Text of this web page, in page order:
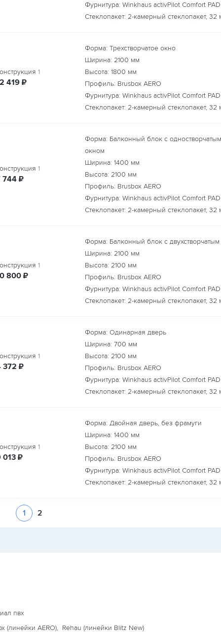
Фурнитура: Winkhaus activPilot Comfort PAD
Стеклопакет: 2-камерный стеклопакет, 32
1
419 руб.
₽
Форма: Трехстворчатое окно
Ширина: 2100 мм
Высота: 1800 мм
Профиль: Brusbox AERO
Фурнитура: Winkhaus activPilot Comfort PAD
Стеклопакет: 2-камерный стеклопакет, 32
1
744 руб.
₽
Форма: Балконный блок с одностворчатым
окном
Ширина: 1400 мм
Высота: 2100 мм
Профиль: Brusbox AERO
Фурнитура: Winkhaus activPilot Comfort PAD
Стеклопакет: 2-камерный стеклопакет, 32
1
800 руб.
₽
Форма: Балконный блок с
Ширина: 2100 мм
Высота: 2100 мм
Профиль: Brusbox AERO
Фурнитура: Winkhaus activPilot Comfort PAD
Стеклопакет: 2-камерный стеклопакет, 32
1
372 руб.
₽
Форма: Одинарная дверь
Ширина: 700 мм
Высота: 2100 мм
Профиль: Brusbox AERO
Фурнитура: Winkhaus activPilot Comfort PAD
Стеклопакет: 2-камерный стеклопакет, 32
1
013 руб.
₽
Форма: Двойная дверь, без фрамуги
Ширина: 1400 мм
Высота: 2100 мм
Профиль: Brusbox AERO
Фурнитура: Winkhaus activPilot Comfort PAD
Стеклопакет: 2-камерный стеклопакет, 32
1 2
пвх
(линейки AERO), Rehau (линейки Blitz New)